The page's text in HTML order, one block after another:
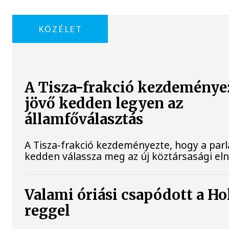
KÖZÉLET
A Tisza-frakció
jövő kedden legyen az
államfőválasztás
A Tisza-frakció kezdeményezte, hogy a
kedden válassza meg az új köztársasági
Valami óriási csapódott a
reggel